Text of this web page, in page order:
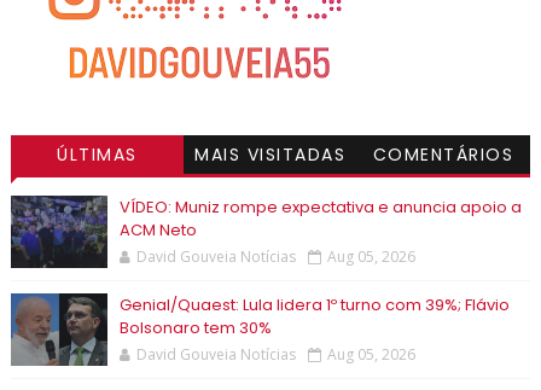
ÚLTIMAS MAIS VISITADAS COMENTÁRIOS
VÍDEO: Muniz rompe expectativa e anuncia apoio a
ACM Neto
David Gouveia Notícias Aug 05, 2026
Genial/Quaest: Lula lidera 1º turno com 39%; Flávio
Bolsonaro tem 30%
David Gouveia Notícias Aug 05, 2026